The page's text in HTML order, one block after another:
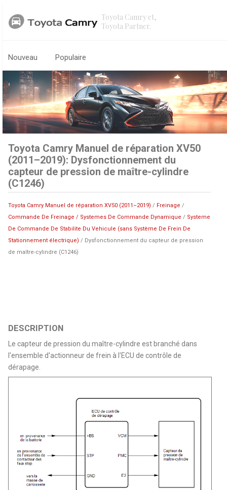
Toyota Camry et,
Toyota Partner.
Nouveau Populaire
Toyota Camry Manuel de réparation XV50
(2011–2019): Dysfonctionnement du
capteur de pression de maître-cylindre
(C1246)
Toyota Camry Manuel de réparation XV50 (2011–2019) / Freinage /
Commande De Freinage / Systemes De Commande Dynamique / Systeme
De Commande De Stabilite Du Vehicule (sans Système De Frein De
Stationnement électrique) / Dysfonctionnement du capteur de pression
de maître-cylindre (C1246)
DESCRIPTION
Le capteur de pression du maître-cylindre est branché dans
l'ensemble d'actionneur de frein à l'ECU de contrôle de
dérapage.